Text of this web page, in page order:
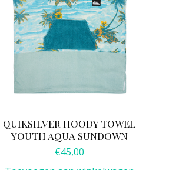
QUIKSILVER HOODY TOWEL
YOUTH AQUA SUNDOWN
€45,00